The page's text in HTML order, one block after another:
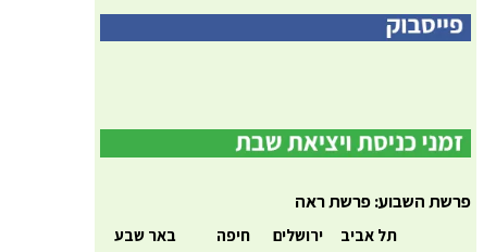
פרשת השבוע: פרשת ראה
תל אביב
ירושלים
חיפה
באר שבע